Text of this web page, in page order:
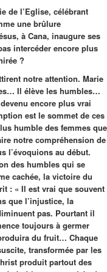
de l’Eglise, célébrant
une brûlure
à Cana, inaugure ses
intercéder encore plus
?
notre attention. Marie
Il élève les humbles…
encore plus vrai
est le sommet de ces
humble des femmes que
notre compréhension de
l’évoquions au début.
des humbles qui se
cachée, la victoire du
: « Il est vrai que souvent
que l’injustice, la
pas. Pourtant il
toujours à germer
du fruit… Chaque
transformée par les
produit partout des